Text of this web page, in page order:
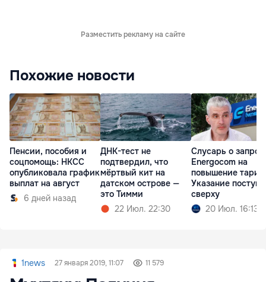
Разместить рекламу на сайте
Похожие новости
Пенсии, пособия и
соцпомощь: НКСС
опубликовала график
выплат на август
6 дней назад
ДНК-тест не
подтвердил, что
мёртвый кит на
датском острове —
это Тимми
22 Июл. 22:30
Слусарь о
Energocom на
повышение
Указание
сверху
20 Июл. 16:13
1news 27 января 2019, 11:07 11 579